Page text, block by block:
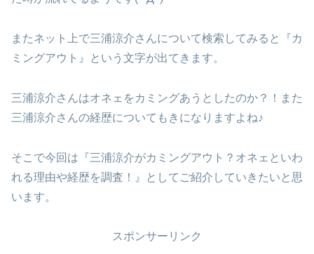
またネット上で三浦涼介さんについて検索してみると『カ
ミングアウト』という文字が出てきます。
三浦涼介さんはオネェをカミングあうとしたのか？！また
三浦涼介さんの経歴についてもきになりますよね♪
そこで今回は『三浦涼介がカミングアウト？オネェといわ
れる理由や経歴を調査！』としてご紹介していきたいと思
います。
スポンサーリンク